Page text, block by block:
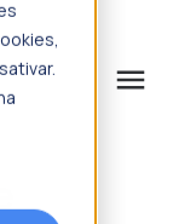
menu